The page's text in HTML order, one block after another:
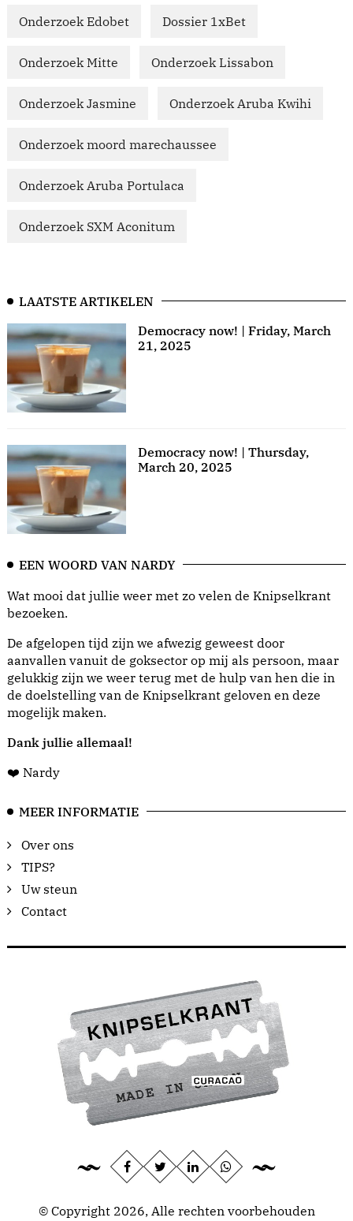
Onderzoek Edobet Dossier 1xBet
Onderzoek Mitte Onderzoek Lissabon
Onderzoek Jasmine Onderzoek Aruba Kwihi
Onderzoek moord marechaussee
Onderzoek Aruba Portulaca
Onderzoek SXM Aconitum
LAATSTE ARTIKELEN
Democracy now! | Friday, March
21, 2025
Democracy now! | Thursday,
March 20, 2025
EEN WOORD VAN NARDY
Wat mooi dat jullie weer met zo velen de Knipselkrant
bezoeken.
De afgelopen tijd zijn we afwezig geweest door
aanvallen vanuit de goksector op mij als persoon, maar
gelukkig zijn we weer terug met de hulp van hen die in
de doelstelling van de Knipselkrant geloven en deze
mogelijk maken.
Dank jullie allemaal!
❤️ Nardy
MEER INFORMATIE
Over ons
TIPS?
Uw steun
Contact
© Copyright 2026, Alle rechten voorbehouden